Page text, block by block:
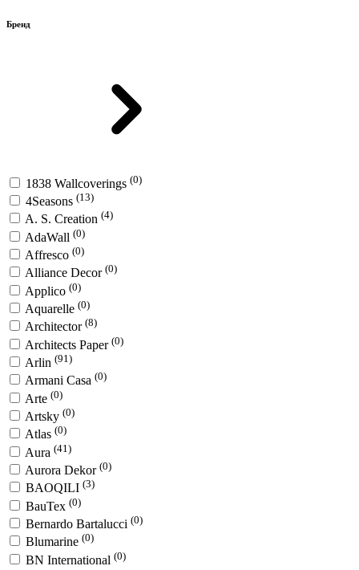
Бренд
1838 Wallcoverings (0)
4Seasons (13)
A. S. Creation (4)
AdaWall (0)
Affresco (0)
Alliance Decor (0)
Applico (0)
Aquarelle (0)
Architector (8)
Architects Paper (0)
Arlin (91)
Armani Casa (0)
Arte (0)
Artsky (0)
Atlas (0)
Aura (41)
Aurora Dekor (0)
BAOQILI (3)
BauTex (0)
Bernardo Bartalucci (0)
Blumarine (0)
BN International (0)